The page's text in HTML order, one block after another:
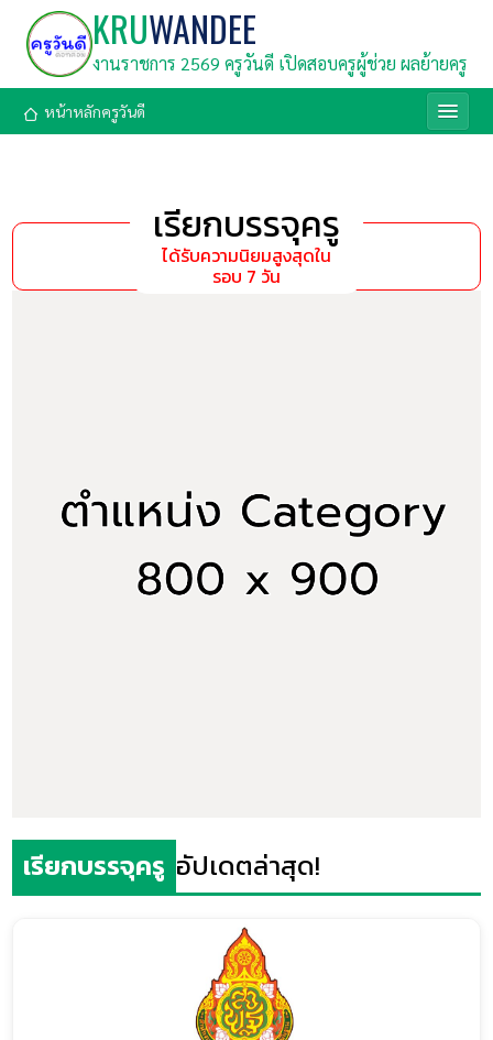
KRUWANDEE
งานราชการ 2569 ครูวันดี เปิดสอบครูผู้ช่วย ผลย้ายครู
หน้าหลักครูวันดี
เรียกบรรจุครู
ได้รับความนิยมสูงสุดใน
รอบ 7 วัน
เรียกบรรจุครู อัปเดตล่าสุด!